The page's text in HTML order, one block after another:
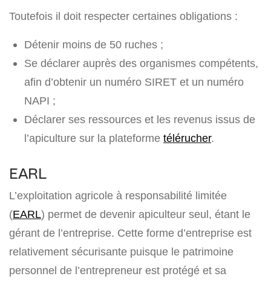
Toutefois il doit respecter certaines obligations :
Détenir moins de 50 ruches ;
Se déclarer auprès des organismes compétents,
afin d’obtenir un numéro SIRET et un numéro
NAPI ;
Déclarer ses ressources et les revenus issus de
l’apiculture sur la plateforme télérucher.
EARL
L’exploitation agricole à responsabilité limitée
(EARL) permet de devenir apiculteur seul, étant le
gérant de l’entreprise. Cette forme d’entreprise est
relativement sécurisante puisque le patrimoine
personnel de l’entrepreneur est protégé et sa